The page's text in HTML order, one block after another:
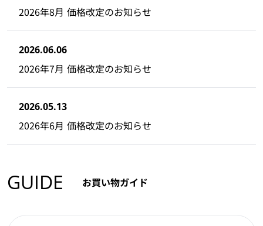
2026年8月 価格改定のお知らせ
2026.06.06
2026年7月 価格改定のお知らせ
2026.05.13
2026年6月 価格改定のお知らせ
GUIDE お買い物ガイド